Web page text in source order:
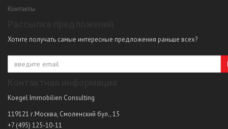
Контакты
Хотите получать самые интересные предложения раньше всех?
Koegel Immobilien Consulting
119121 г.Москва, Смоленский бул., 15
+7 (495) 125-10-11